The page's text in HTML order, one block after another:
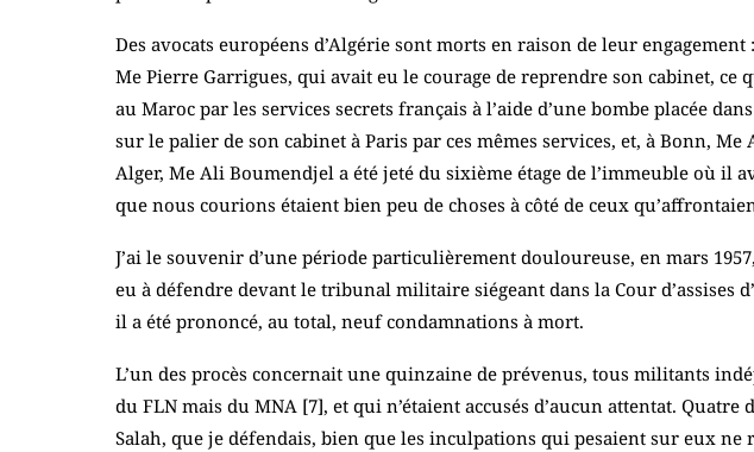
Des avocats européens d’Algérie sont morts en raison de leur
Me Pierre Garrigues, qui avait eu le courage de reprendre son cabinet,
au Maroc par les services secrets français à l’aide d’une bombe placée
sur le palier de son cabinet à Paris par ces mêmes services, et, à Bonn,
Alger, Me Ali Boumendjel a été jeté du sixième étage de l’immeuble où il
que nous courions étaient bien peu de choses à côté de ceux
J’ai le souvenir d’une période particulièrement douloureuse, en mars
eu à défendre devant le tribunal militaire siégeant dans la Cour d’assises
il a été prononcé, au total, neuf condamnations à mort.
L’un des procès concernait une quinzaine de prévenus, tous militants
du FLN mais du MNA [7], et qui n’étaient accusés d’aucun attentat.
Salah, que je défendais, bien que les inculpations qui pesaient sur eux